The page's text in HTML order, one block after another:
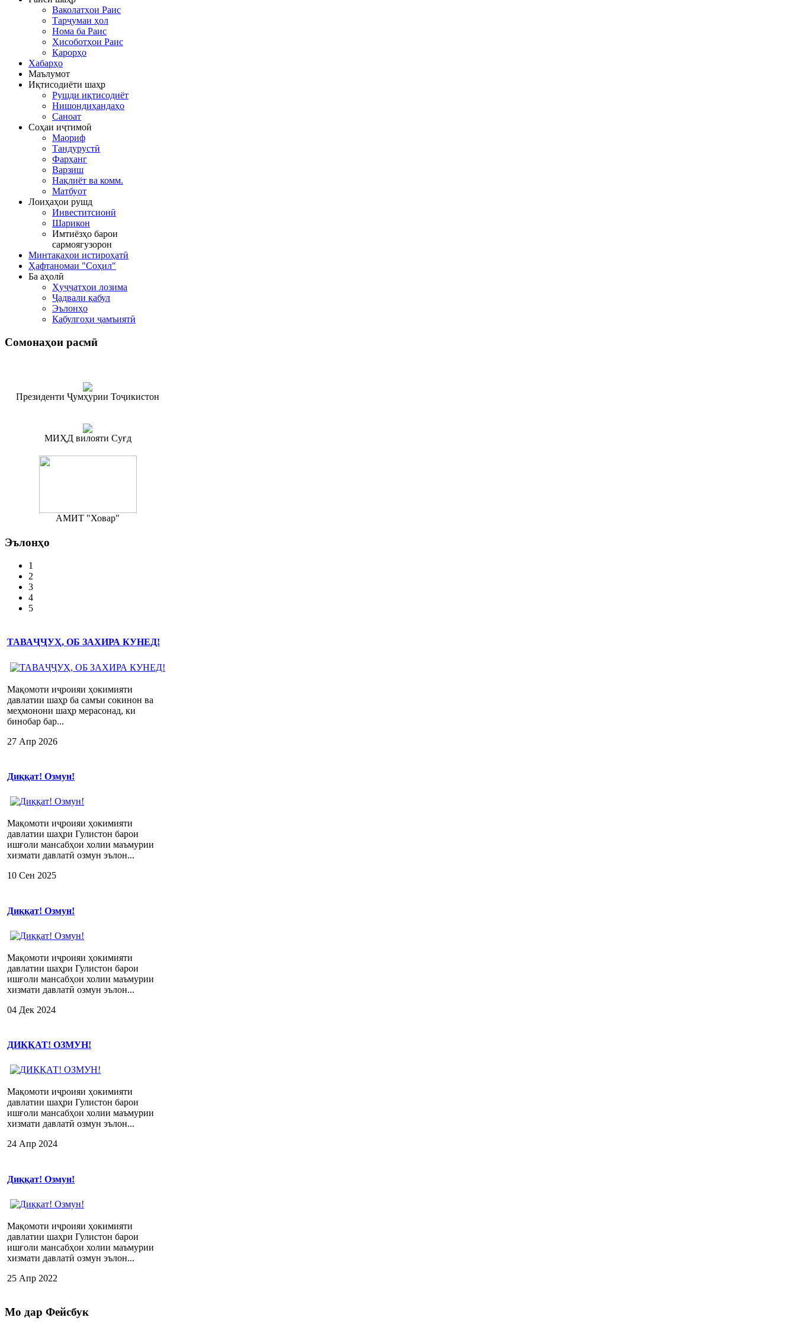
Ваколатҳои Раис
Тарҷумаи ҳол
Нома ба Раис
Ҳисоботҳои Раис
Қарорҳо
Хабарҳо
Маълумот
Иқтисодиёти шаҳр
Рушди иқтисодиёт
Нишондиҳандаҳо
Саноат
Соҳаи иҷтимоӣ
Маориф
Тандурустӣ
Фарҳанг
Варзиш
Нақлиёт ва комм.
Матбуот
Лоиҳаҳои рушд
Инвеститсионӣ
Шарикон
Имтиёзҳо барои
сармоягузорон
Минтақаҳои истироҳатӣ
Ҳафтаномаи "Соҳил"
Ба аҳолӣ
Ҳуҷҷатҳои лозима
Ҷадвали қабул
Эълонҳо
Қабулгоҳи ҷамъиятӣ
Сомонаҳои расмӣ
Президенти Ҷумҳурии Тоҷикистон
МИҲД вилояти Суғд
АМИТ "Ховар"
Эълонҳо
1
2
3
4
5
ТАВАҶҶУҲ, ОБ ЗАХИРА КУНЕД!
Мақомоти иҷроияи ҳокимияти
давлатии шаҳр ба самъи сокинон ва
меҳмонони шаҳр мерасонад, ки
бинобар бар...
27 Апр 2026
Диққат! Озмун!
Мақомоти иҷроияи ҳокимияти
давлатии шаҳри Гулистон барои
ишғоли мансабҳои холии маъмурии
хизмати давлатӣ озмун эълон...
10 Сен 2025
Диққат! Озмун!
Мақомоти иҷроияи ҳокимияти
давлатии шаҳри Гулистон барои
ишғоли мансабҳои холии маъмурии
хизмати давлатӣ озмун эълон...
04 Дек 2024
ДИҚҚАТ! ОЗМУН!
Мақомоти иҷроияи ҳокимияти
давлатии шаҳри Гулистон барои
ишғоли мансабҳои холии маъмурии
хизмати давлатӣ озмун эълон...
24 Апр 2024
Диққат! Озмун!
Мақомоти иҷроияи ҳокимияти
давлатии шаҳри Гулистон барои
ишғоли мансабҳои холии маъмурии
хизмати давлатӣ озмун эълон...
25 Апр 2022
Мо дар Фейсбук